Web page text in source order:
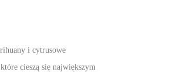
i cytrusowe
cieszą się największym